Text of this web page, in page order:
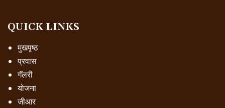
QUICK LINKS
मुखपृष्ठ
प्रवास
गॅलरी
योजना
जीआर